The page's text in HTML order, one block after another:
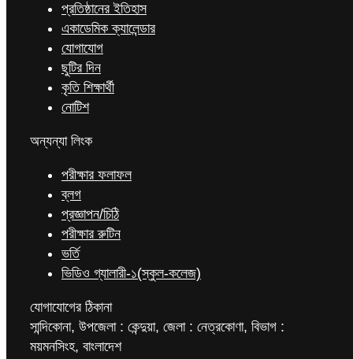
প্রতিষ্ঠানের ইতিহাস
একাডেমিক ক্যালেন্ডার
যোগাযোগ
ছুটির দিন
কৃতি শিক্ষার্থী
নোটিশ
অন্যন্যা লিংক
পরীক্ষার ফলাফল
ব্লগ
প্রজ্ঞাপন/চিঠি
পরীক্ষার রুটিন
ভর্তি
ভিডিও গ্যালারী-১(স্কুল-কলেজ)
যোগাযোগের ঠিকানা
সান্দিকোনা, উপজেলা : কেন্দুয়া, জেলা : নেত্রকোণা, বিভাগ :
ময়মনসিংহ, বাংলাদেশ